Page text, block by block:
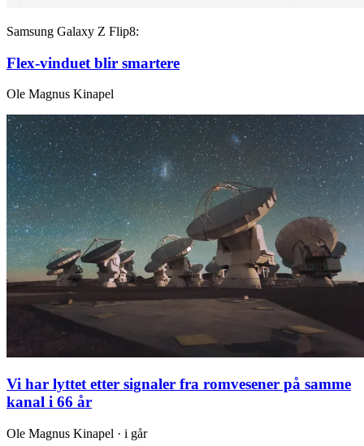
Samsung Galaxy Z Flip8:
Flex-vinduet blir smartere
Ole Magnus Kinapel
Vi har lyttet etter signaler fra romvesener på samme
kanal i 66 år
Ole Magnus Kinapel · i går